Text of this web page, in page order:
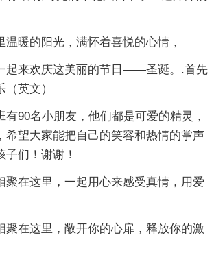
温暖的阳光，满怀着喜悦的心情，
起来欢庆这美丽的节日——圣诞。.首先
英文）
有90名小朋友，他们都是可爱的精灵，
希望大家能把自己的笑容和热情的掌声
子们！谢谢！
聚在这里，一起用心来感受真情，用爱
聚在这里，敞开你的心扉，释放你的激